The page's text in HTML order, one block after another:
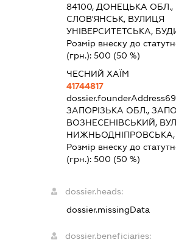
84100, ДОНЕЦЬКА ОБЛ.,
СЛОВ'ЯНСЬК, ВУЛИЦЯ
УНІВЕРСИТЕТСЬКА,
Розмір внеску до
(грн.): 500 (50 %)
ЧЕСНИЙ ХАЇМ
41744817
dossier.founderAddress
ЗАПОРІЗЬКА ОБЛ.,
ВОЗНЕСЕНІВСЬКИЙ,
НИЖНЬОДНІПРОВСЬКА,
Розмір внеску до
(грн.): 500 (50 %)
dossier.heads:
dossier.missingData
dossier.beneficiaries: